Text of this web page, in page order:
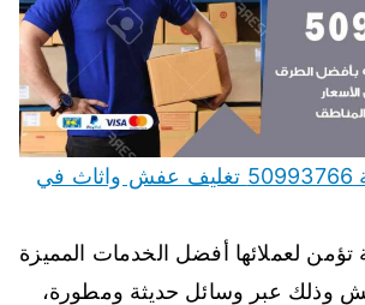
نقل عفش العقيلة 50993766 تغليف عفش واثاث في
لعملائها أفضل الخدمات المميزة
وذلك عبر وسائل حديثة ومطورة،